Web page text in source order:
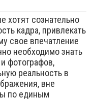
хотят сознательно
кадра, привлекать
свое впечатление
необходимо знать
фотографов,
реальность в
вне
по единым